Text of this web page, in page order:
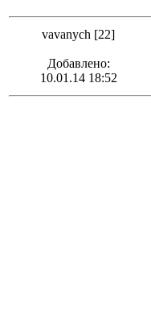
vavanych [22]
Добавлено:
10.01.14 18:52